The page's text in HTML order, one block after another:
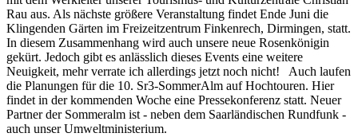
Rau aus. Als nächste größere Veranstaltung findet Ende Juni die
Klingenden Gärten im Freizeitzentrum Finkenrech, Dirmingen, statt.
In diesem Zusammenhang wird auch unsere neue Rosenkönigin
gekürt. Jedoch gibt es anlässlich dieses Events eine weitere
Neuigkeit, mehr verrate ich allerdings jetzt noch nicht! Auch laufen
die Planungen für die 10. Sr3-SommerAlm auf Hochtouren. Hier
findet in der kommenden Woche eine Pressekonferenz statt. Neuer
Partner der Sommeralm ist - neben dem Saarländischen Rundfunk -
auch unser Umweltministerium.